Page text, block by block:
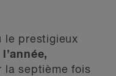
le prestigieux
la septième fois